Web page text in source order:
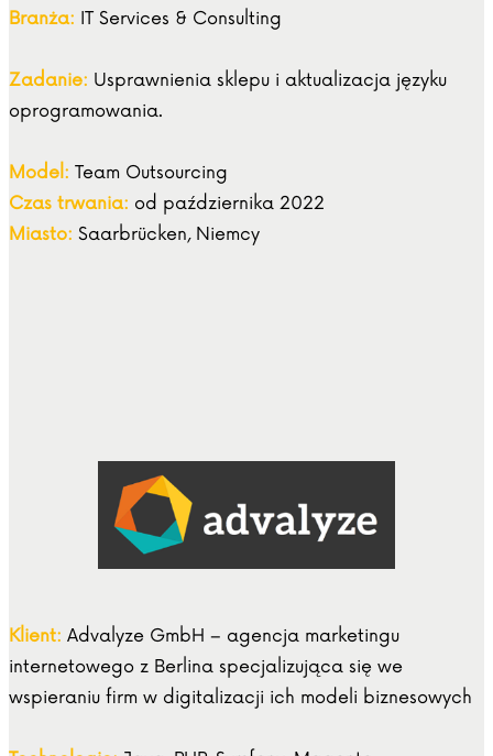
Branża: IT Services & Consulting
Zadanie: Usprawnienia sklepu i aktualizacja języku
oprogramowania.
Model: Team Outsourcing
Czas trwania: od października 2022
Miasto: Saarbrücken, Niemcy
Klient: Advalyze GmbH – agencja marketingu
internetowego z Berlina specjalizująca się we
wspieraniu firm w digitalizacji ich modeli biznesowych